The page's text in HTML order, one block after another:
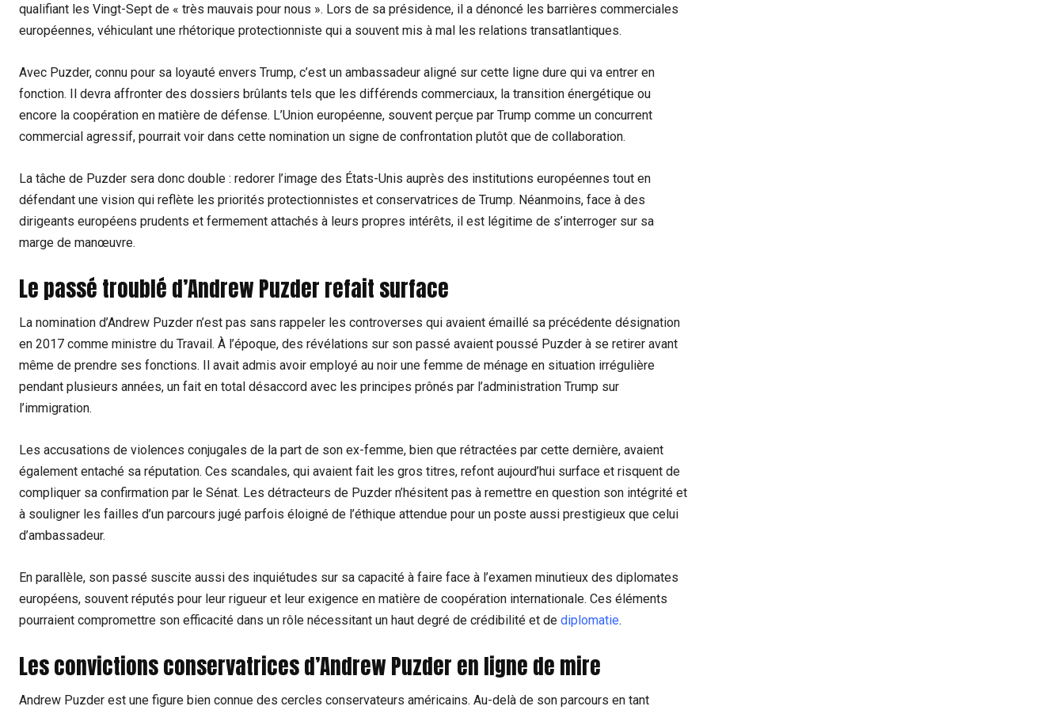
qualifiant les Vingt-Sept de « très mauvais pour nous ». Lors de sa présidence, il a dénoncé les barrières commerciales
européennes, véhiculant une rhétorique protectionniste qui a souvent mis à mal les relations transatlantiques.
Avec Puzder, connu pour sa loyauté envers Trump, c’est un ambassadeur aligné sur cette ligne dure qui va entrer en
fonction. Il devra affronter des dossiers brûlants tels que les différends commerciaux, la transition énergétique ou
encore la coopération en matière de défense. L’Union européenne, souvent perçue par Trump comme un concurrent
commercial agressif, pourrait voir dans cette nomination un signe de confrontation plutôt que de collaboration.
La tâche de Puzder sera donc double : redorer l’image des États-Unis auprès des institutions européennes tout en
défendant une vision qui reflète les priorités protectionnistes et conservatrices de Trump. Néanmoins, face à des
dirigeants européens prudents et fermement attachés à leurs propres intérêts, il est légitime de s’interroger sur sa
marge de manœuvre.
Le passé troublé d’Andrew Puzder refait surface
La nomination d’Andrew Puzder n’est pas sans rappeler les controverses qui avaient émaillé sa précédente désignation
en 2017 comme ministre du Travail. À l’époque, des révélations sur son passé avaient poussé Puzder à se retirer avant
même de prendre ses fonctions. Il avait admis avoir employé au noir une femme de ménage en situation irrégulière
pendant plusieurs années, un fait en total désaccord avec les principes prônés par l’administration Trump sur
l’immigration.
Les accusations de violences conjugales de la part de son ex-femme, bien que rétractées par cette dernière, avaient
également entaché sa réputation. Ces scandales, qui avaient fait les gros titres, refont aujourd’hui surface et risquent de
compliquer sa confirmation par le Sénat. Les détracteurs de Puzder n’hésitent pas à remettre en question son intégrité et
à souligner les failles d’un parcours jugé parfois éloigné de l’éthique attendue pour un poste aussi prestigieux que celui
d’ambassadeur.
En parallèle, son passé suscite aussi des inquiétudes sur sa capacité à faire face à l’examen minutieux des diplomates
européens, souvent réputés pour leur rigueur et leur exigence en matière de coopération internationale. Ces éléments
pourraient compromettre son efficacité dans un rôle nécessitant un haut degré de crédibilité et de diplomatie.
Les convictions conservatrices d’Andrew Puzder en ligne de mire
Andrew Puzder est une figure bien connue des cercles conservateurs américains. Au-delà de son parcours en tant